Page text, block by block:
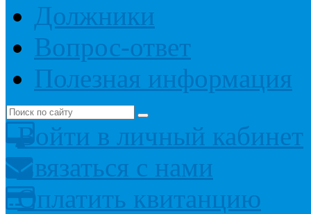
Должники
Вопрос-ответ
Полезная информация
Войти в личный кабинет
Связаться с нами
Оплатить квитанцию